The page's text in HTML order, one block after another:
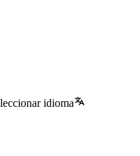
idioma